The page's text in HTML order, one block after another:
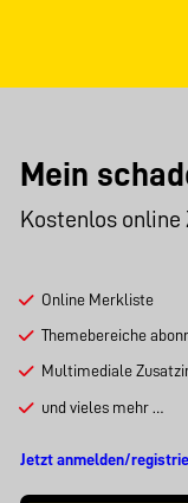
Mein
Kostenlos
Online Merkliste
Themebereiche
Multimediale
und vieles mehr …
Jetzt anmelden/